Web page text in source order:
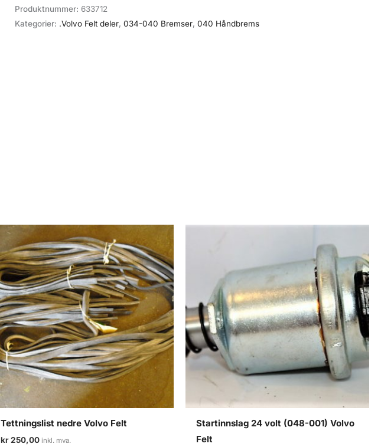
(040-
010)
Produktnummer:633712
Kategorier: .Volvo Felt deler,034-040 Bremser,040 Håndbrems
Tettningslist nedre Volvo Felt
kr250,00
Startinnslag 24 volt (048-001) Volvo
Felt